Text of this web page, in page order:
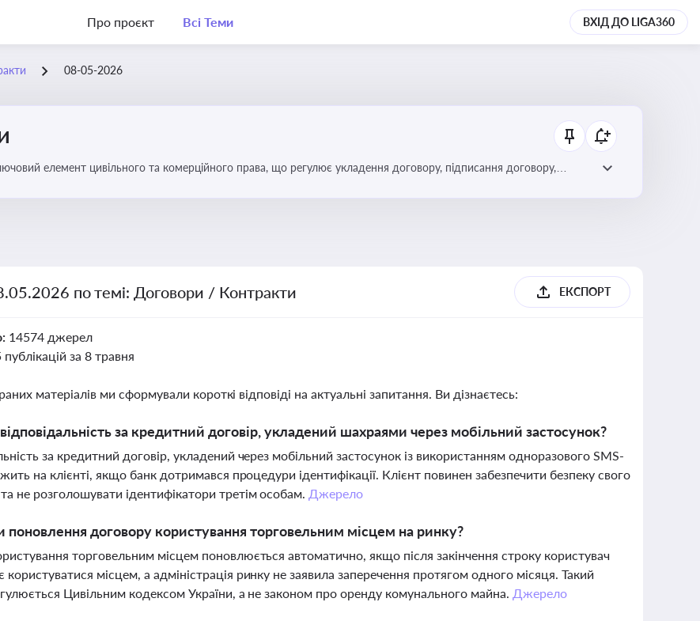
Про проєкт Всі Теми ВХІД ДО LIGA360
08-05-2026
елемент цивільного та комерційного права, що регулює укладення договору, підписання договору,
по темі: Договори / Контракти ЕКСПОРТ
14574 джерел
публікацій за 8 травня
матеріалів ми сформували короткі відповіді на актуальні запитання. Ви дізнаєтесь:
за кредитний договір, укладений шахраями через мобільний застосунок?
за кредитний договір, укладений через мобільний застосунок із використанням одноразового SMS-
на клієнті, якщо банк дотримався процедури ідентифікації. Клієнт повинен забезпечити безпеку свого
не розголошувати ідентифікатори третім особам. Джерело
поновлення договору користування торговельним місцем на ринку?
торговельним місцем поновлюється автоматично, якщо після закінчення строку користувач
місцем, а адміністрація ринку не заявила заперечення протягом одного місяця. Такий
Цивільним кодексом України, а не законом про оренду комунального майна. Джерело